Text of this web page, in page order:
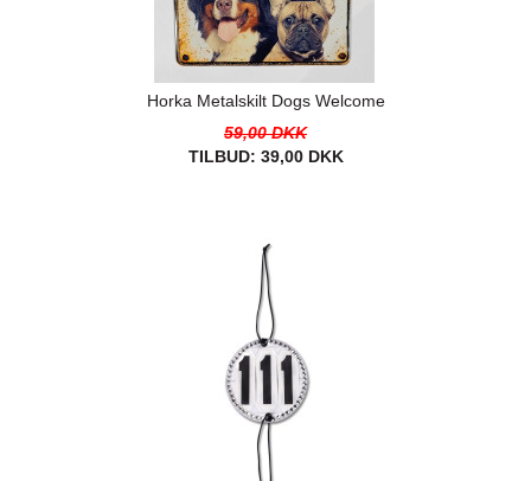
Horka Metalskilt Dogs Welcome
59,00 DKK
TILBUD: 39,00 DKK